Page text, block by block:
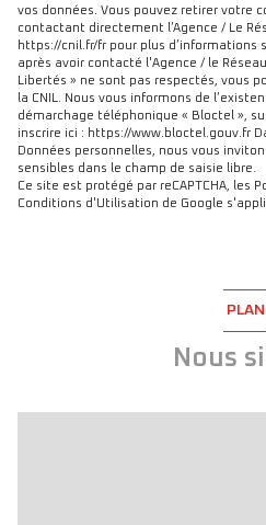
vos données. Vous pouvez retirer votre
contactant directement l’Agence / Le
https://cnil.fr/fr pour plus d’informations
après avoir contacté l'Agence / le
Libertés » ne sont pas respectés, vous
la CNIL. Nous vous informons de
démarchage téléphonique « Bloctel »,
inscrire ici : https://www.bloctel.gouv.fr
Données personnelles, nous vous
sensibles dans le champ de saisie libre.
Ce site est protégé par reCAPTCHA, les
Conditions d'Utilisation de Google
PLAN
Nous